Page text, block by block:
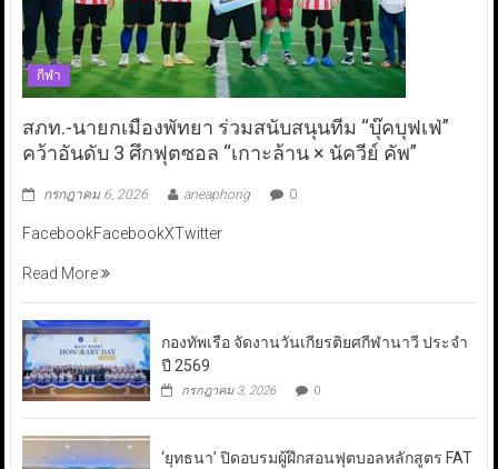
กีฬา
สภท.-นายกเมืองพัทยา ร่วมสนับสนุนทีม “บุ๊คบุฟเฟ่”
คว้าอันดับ 3 ศึกฟุตซอล “เกาะล้าน × นัควีย์ คัพ”
กรกฎาคม 6, 2026 aneaphong 0
FacebookFacebookXTwitter
Read More
กองทัพเรือ จัดงานวันเกียรติยศกีฬานาวี ประจำ
ปี 2569
กรกฎาคม 3, 2026 0
‘ยุทธนา’ ปิดอบรมผู้ฝึกสอนฟุตบอลหลักสูตร FAT